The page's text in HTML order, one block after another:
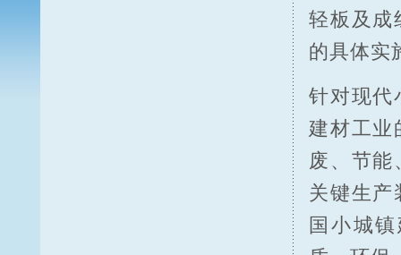
轻板及成
的具体实
针对现代
建材工业
废、节能
关键生产
国小城